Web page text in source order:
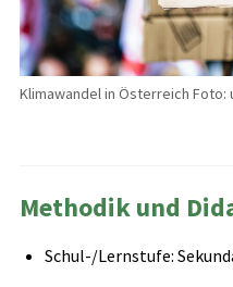
Klimawandel in Österreich Foto:
Methodik und
Schul-/Lernstufe: